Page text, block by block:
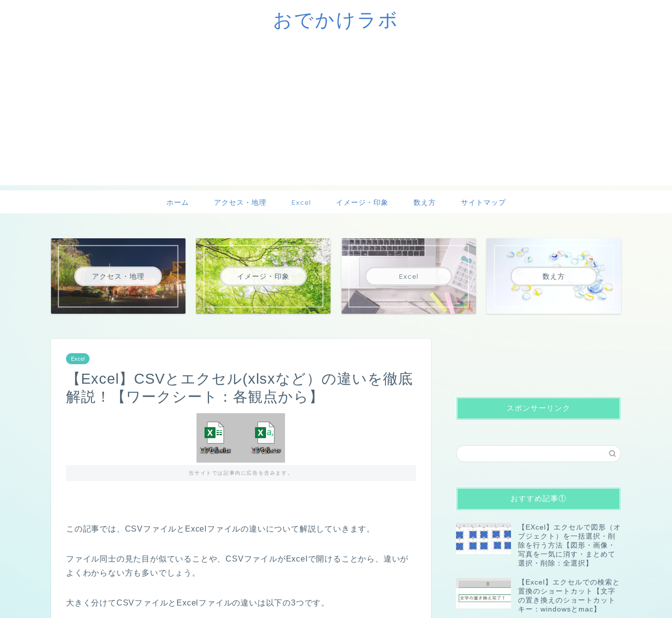
おでかけラボ
ホーム アクセス・地理 Excel イメージ・印象 数え方 サイトマップ
アクセス・地理 イメージ・印象 Excel 数え方
Excel
【Excel】CSVとエクセル(xlsxなど）の違いを徹底
解説！【ワークシート：各観点から】
当サイトでは記事内に広告を含みます。
この記事では、 CSVファイルと Excel ファイルの違いについて解説していきます。
ファイル同士の見た目が似ている ことや、CSVファイルがExcel で開ける ことから、違いが
よくわからない方も多いでしょう。
大きく分けてCSVファイルと Excel ファイルの違いは以下の3つです。
スポンサーリンク
おすすめ記事①
【EXcel】エクセルで図形（オ
ブジェクト）を一括選択・削
除を行う方法【図形・画像・
写真を一気に消す・まとめて
選択・削除：全選択】
【Excel】エクセルでの検索と
置換のショートカット【文字
の置き換えのショートカット
キー：windowsとmac】